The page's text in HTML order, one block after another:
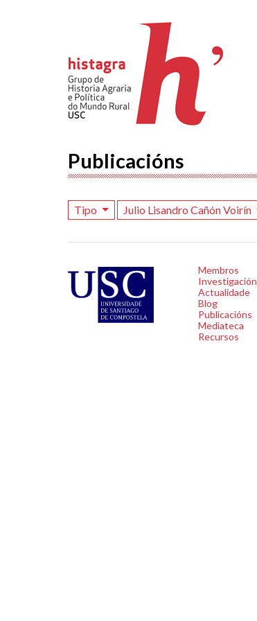
Publicacións
Tipo Julio Lisandro Cañón Voirín
Membros
Investigación
Actualidade
Blog
Publicacións
Mediateca
Recursos